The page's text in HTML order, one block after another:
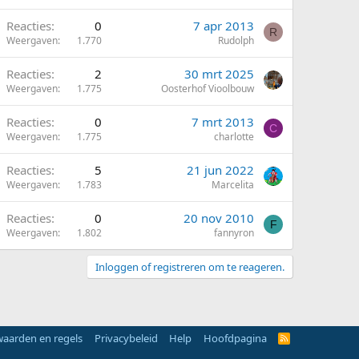
Reacties 0
Weergaven 1.770
7 apr 2013
Rudolph
R
Reacties 2
Weergaven 1.775
30 mrt 2025
Oosterhof Vioolbouw
Reacties 0
Weergaven 1.775
7 mrt 2013
charlotte
C
Reacties 5
Weergaven 1.783
21 jun 2022
Marcelita
Reacties 0
Weergaven 1.802
20 nov 2010
fannyron
F
Inloggen of registreren om te reageren.
en regels Privacybeleid Help Hoofdpagina
R